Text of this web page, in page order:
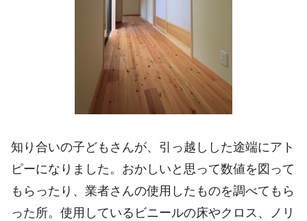
知り合いの子どもさんが、引っ越しした途端にアト
ピーになりました。おかしいと思って数値を図って
もらったり、業者さんの使用したものを調べてもら
った所。使用しているビニールの床やクロス、ノリ